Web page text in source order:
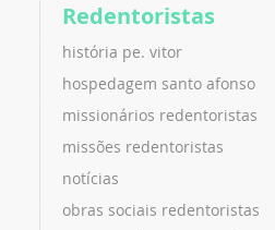
Redentoristas
história pe. vitor
hospedagem santo afonso
missionários redentoristas
missões redentoristas
notícias
obras sociais redentoristas